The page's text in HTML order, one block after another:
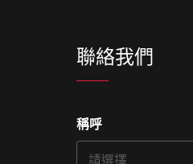
聯絡我們
稱呼